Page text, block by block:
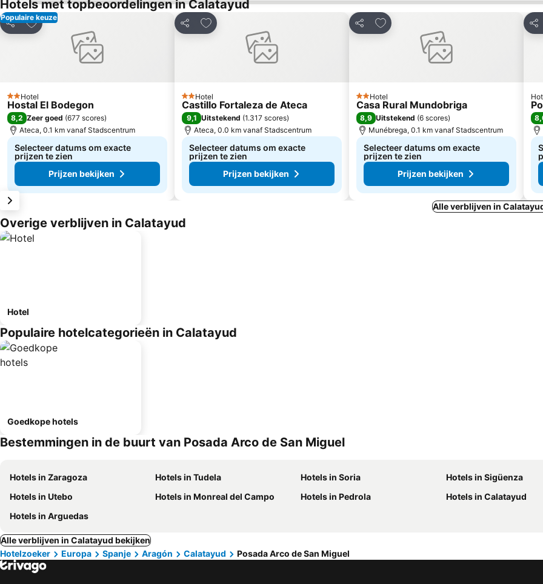
Hotels met topbeoordelingen in Calatayud
Populaire keuze
Delen
Toevoegen aan favorieten
2 Sterren
Hotel
Hostal El Bodegon
8,2 Zeer goed (677 scores)
Ateca, 0.1 km vanaf Stadscentrum
Selecteer datums om exacte
prijzen te zien
Prijzen bekijken
Delen
Toevoegen aan favorieten
2 Sterren
Hotel
Castillo Fortaleza de Ateca
9,1 Uitstekend (1.317 scores)
Ateca, 0.0 km vanaf Stadscentrum
Selecteer datums om exacte
prijzen te zien
Prijzen bekijken
Delen
Toevoegen aan favorieten
2 Sterren
Hotel
Casa Rural Mundobriga
8,9 Uitstekend (6 scores)
Munébrega, 0.1 km vanaf Stadscentrum
Selecteer datums om exacte
prijzen te zien
Prijzen bekijken
Alle verblijven in
Overige verblijven in Calatayud
Hotel
Populaire hotelcategorieën in Calatayud
Goedkope hotels
Bestemmingen in de buurt van Posada Arco de San Miguel
Hotels in Zaragoza Hotels in Tudela Hotels in Soria
Hotels in Sigüenza
Hotels in Utebo
Hotels in Monreal del Campo Hotels in Pedrola
Hotels in Calatayud
Hotels in Arguedas
Alle verblijven in Calatayud bekijken
Hotelzoeker
Europa Spanje Aragón Calatayud Posada Arco de San Miguel